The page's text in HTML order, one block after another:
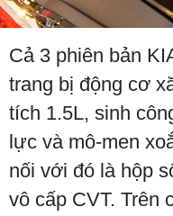
Cả 3 phiên bản
trang bị động cơ
tích 1.5L, sinh
lực và mô-men
nối với đó là hộp
vô cấp CVT. Trên